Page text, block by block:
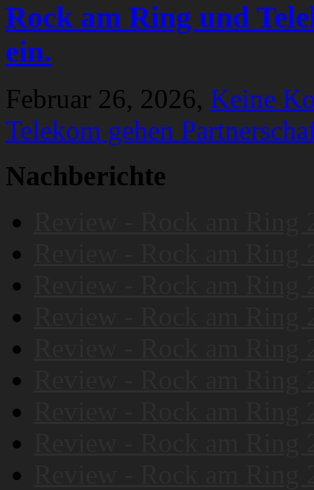
Rock am Ring und
ein.
Februar 26, 2026, Keine
Telekom gehen
Nachberichte